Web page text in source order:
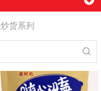
炒货系列